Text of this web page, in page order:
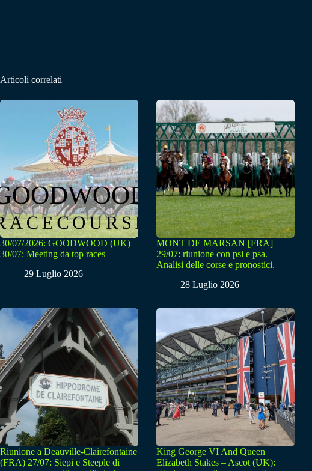
Articoli correlati
30/07/2026: GOODWOOD (UK)
30/07: Meeting da top races
29 Luglio 2026
MONT DE MARSAN [FRA]
29/07: riunione con psi e psa.
Analisi delle corse e pronostici.
28 Luglio 2026
Riunione a Deauville-Clairefontaine
(FRA) 27/07: Siepi e Steeple di
King George VI And Queen
Elizabeth Stakes – Ascot (UK):